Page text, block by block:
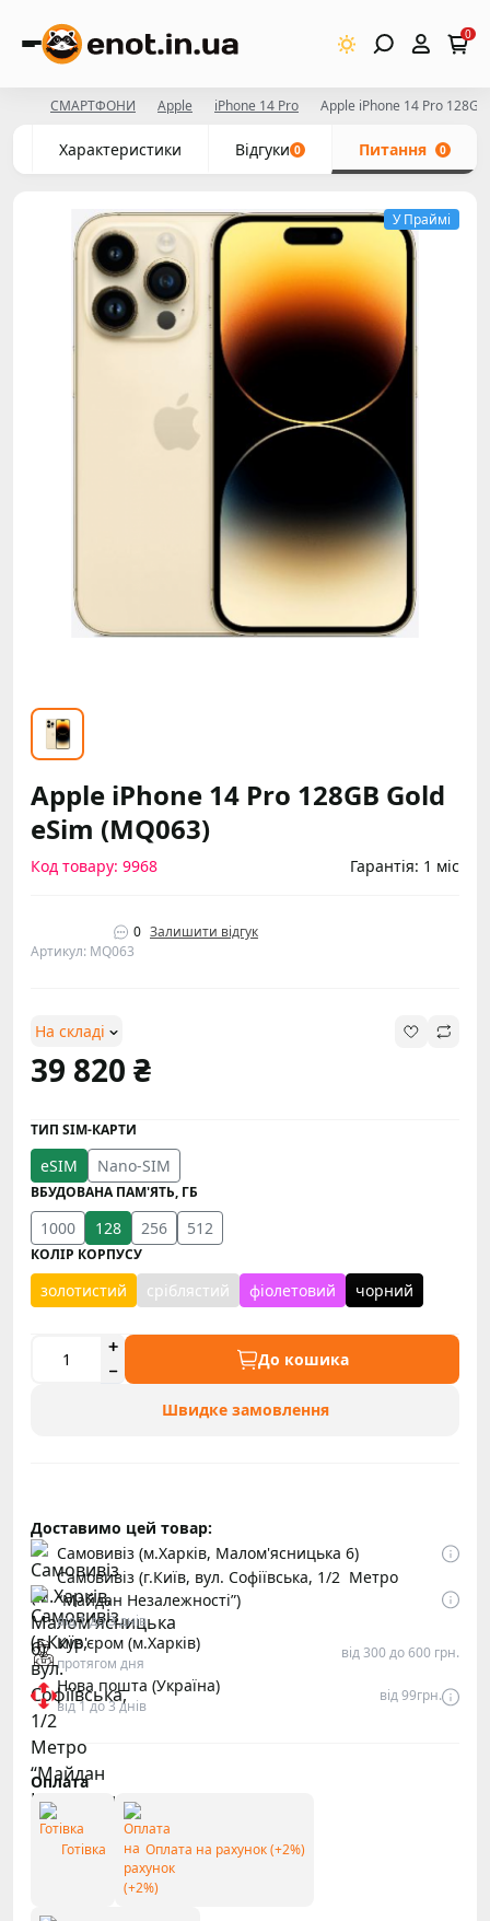
0
СМАРТФОНИ Apple iPhone 14 Pro Apple iPhone 14 Pro
Характеристики Відгуки 0 Питання 0
У Праймі
Apple iPhone 14 Pro 128GB Gold
eSim (MQ063)
Код товару: 9968 Гарантія: 1 міс
0 Залишити відгук
Артикул: MQ063
На складі
39 820 ₴
ТИП SIM-КАРТИ
eSIM Nano-SIM
ВБУДОВАНА ПАМ'ЯТЬ, ГБ
1000 128 256 512
КОЛІР КОРПУСУ
золотистий сріблястий фіолетовий чорний
До кошика
Швидке замовлення
Доставимо цей товар:
Самовивіз (м.Харків, Малом'ясницька 6)
Самовивіз (г.Київ, вул. Софіївська, 1/2 Метро
“Майдан Незалежності”)
від 1 до 3 днів
Кур'єром (м.Харків)
протягом дня
від 300 до 600 грн.
Нова пошта (Україна)
від 1 до 3 днів
від 99грн.
Оплата
Готівка Оплата на рахунок (+2%)